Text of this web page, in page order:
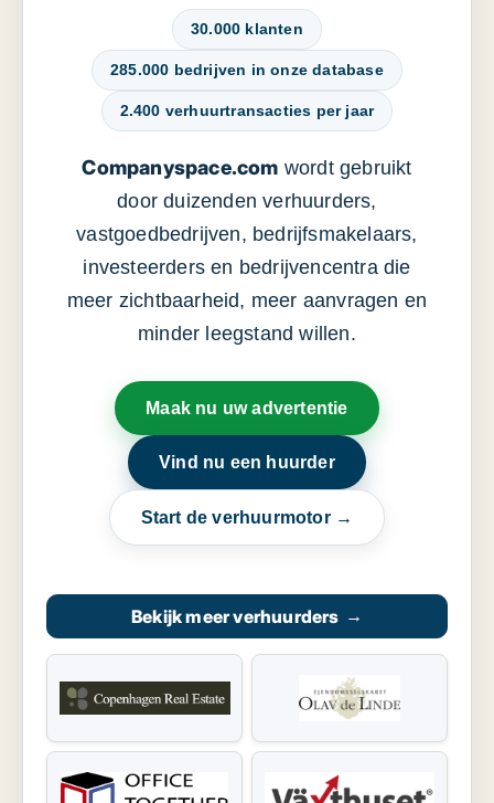
30.000 klanten
285.000 bedrijven in onze database
2.400 verhuurtransacties per jaar
Companyspace.com wordt gebruikt
door duizenden verhuurders,
vastgoedbedrijven, bedrijfsmakelaars,
investeerders en bedrijvencentra die
meer zichtbaarheid, meer aanvragen en
minder leegstand willen.
Maak nu uw advertentie
Vind nu een huurder
Start de verhuurmotor →
Bekijk meer verhuurders →